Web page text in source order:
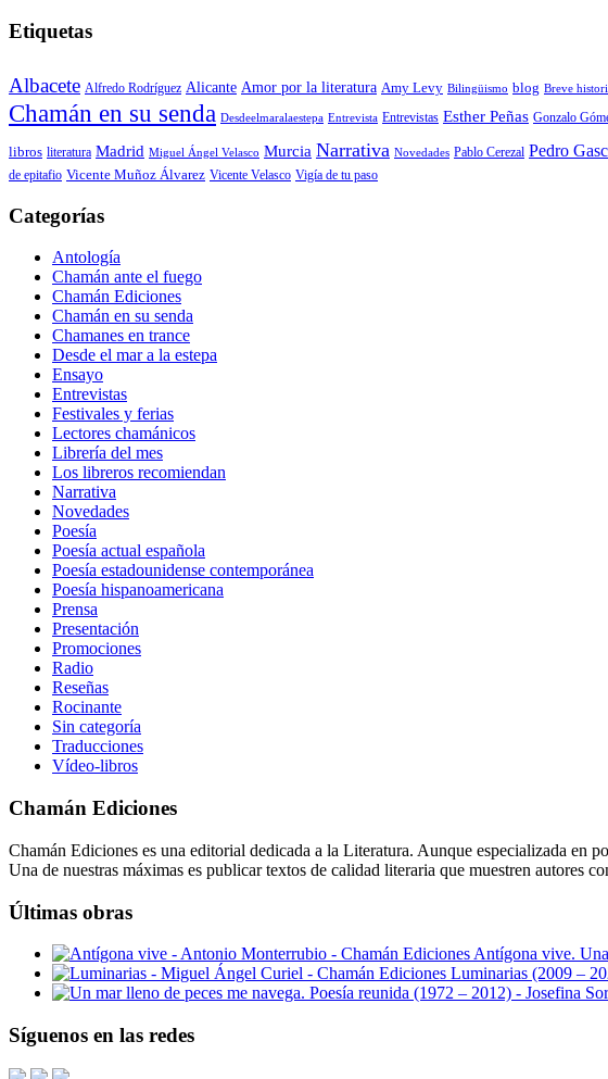
Etiquetas
Albacete Alfredo Rodríguez Alicante Amor por la literatura Amy Levy Bilingüismo blog Breve
Chamán en su senda Desdeelmaralaestepa Entrevista Entrevistas Esther Peñas Gonzalo
libros literatura Madrid Miguel Ángel Velasco Murcia Narrativa Novedades Pablo Cerezal Pedro
de epitafio Vicente Muñoz Álvarez Vicente Velasco Vigía de tu paso
Categorías
Antología
Chamán ante el fuego
Chamán Ediciones
Chamán en su senda
Chamanes en trance
Desde el mar a la estepa
Ensayo
Entrevistas
Festivales y ferias
Lectores chamánicos
Librería del mes
Los libreros recomiendan
Narrativa
Novedades
Poesía
Poesía actual española
Poesía estadounidense contemporánea
Poesía hispanoamericana
Prensa
Presentación
Promociones
Radio
Reseñas
Rocinante
Sin categoría
Traducciones
Vídeo-libros
Chamán Ediciones
Chamán Ediciones es una editorial dedicada a la Literatura. Aunque especializada en
Una de nuestras máximas es publicar textos de calidad literaria que muestren autores
Últimas obras
Antígona vive.
Luminarias (2009 –
Síguenos en las redes